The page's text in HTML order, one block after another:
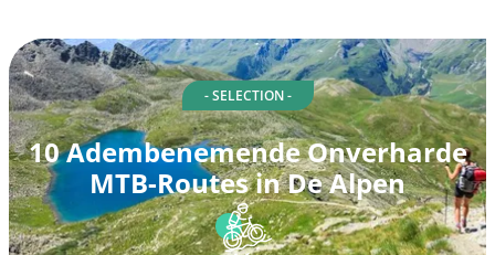
- SELECTION -
10 Adembenemende Onverharde
MTB-Routes in De Alpen